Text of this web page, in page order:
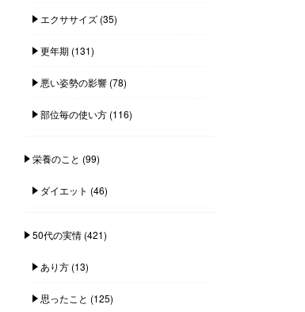
エクササイズ(35)
更年期 (131)
悪い姿勢の影響(78)
部位毎の使い方(116)
栄養のこと (99)
ダイエット (46)
50代の実情(421)
あり方(13)
思ったこと (125)